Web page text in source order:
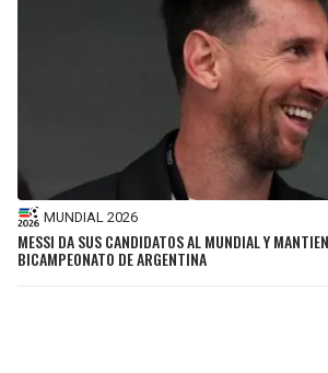
MUNDIAL 2026
MESSI DA SUS CANDIDATOS AL MUNDIAL Y
BICAMPEONATO DE ARGENTINA